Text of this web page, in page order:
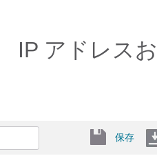
IP アドレス
保存